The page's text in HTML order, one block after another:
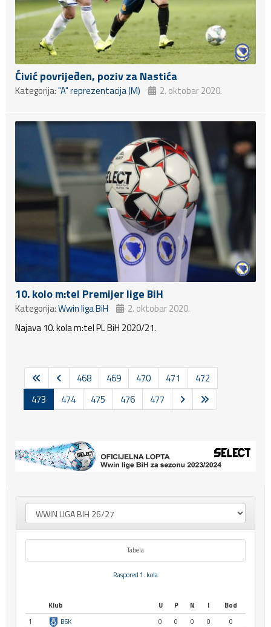
Ćivić povrijeđen, poziv za Nastića
Kategorija:"A" reprezentacija (M) 2. oktobar 2020.
10. kolo m:tel Premijer lige BiH
Kategorija:Wwin liga BiH
2. oktobar 2020.
Najava 10. kola m:tel PL BiH 2020/21.
468 469 470 471
472
473
474 475 476 477
Tabela
Raspored 1. kola
Klub U P N I
Bod
1
BSK 0 0 0 0
0